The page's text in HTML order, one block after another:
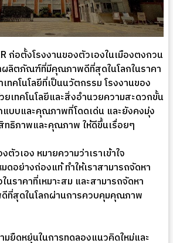
ก่อตั้งโรงงานของตัวเองในเมืองตงกวน
ผลิตภัณฑ์ที่มีคุณภาพดีที่สุดในโลกในราคา
ทคโนโลยีที่เป็นนวัตกรรม โรงงานของ
ยเทคโนโลยีและสิ่งอำนวยความสะดวกขั้น
บบและคุณภาพที่โดดเด่น และยังคงมุ่ง
ทธิภาพและคุณภาพ ให้ดีขึ้นเรื่อยๆ
ตัวเอง หมายความว่าเราเข้าใจ
อย่างถ่องแท้ ทำให้เราสามารถจัดหา
าคาที่เหมาะสม และสามารถจัดหา
สุดในโลกผ่านการควบคุมคุณภาพ
มยืดหยุ่นในการทดลองแนวคิดใหม่และ